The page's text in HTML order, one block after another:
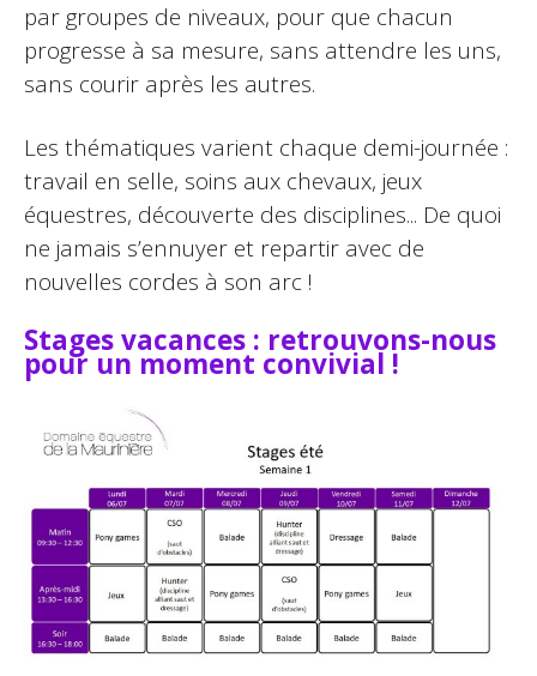
par groupes de niveaux, pour que chacun
progresse à sa mesure, sans attendre les uns,
sans courir après les autres.
Les thématiques varient chaque demi-journée :
travail en selle, soins aux chevaux, jeux
équestres, découverte des disciplines... De quoi
ne jamais s’ennuyer et repartir avec de
nouvelles cordes à son arc !
Stages vacances : retrouvons-nous
pour un moment convivial !